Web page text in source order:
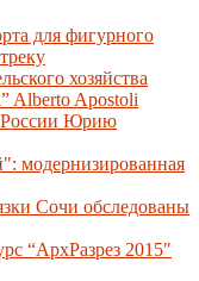
для фигурного
хозяйства
Alberto Apostoli
России Юрию
модернизированная
Сочи обследованы
“АрхРазрез 2015″